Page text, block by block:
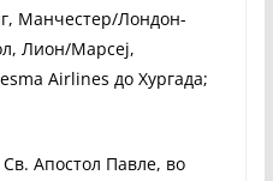
Манчестер/Лондон-
Лион/Марсеј,
Airlines до Хургада;
Апостол Павле, во